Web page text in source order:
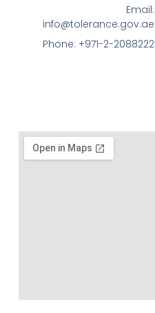
Email:
info@tolerance.gov.ae
Phone: +971-2-2088222